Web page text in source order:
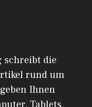
schreibt die
rund um
Ihnen
Tablets,